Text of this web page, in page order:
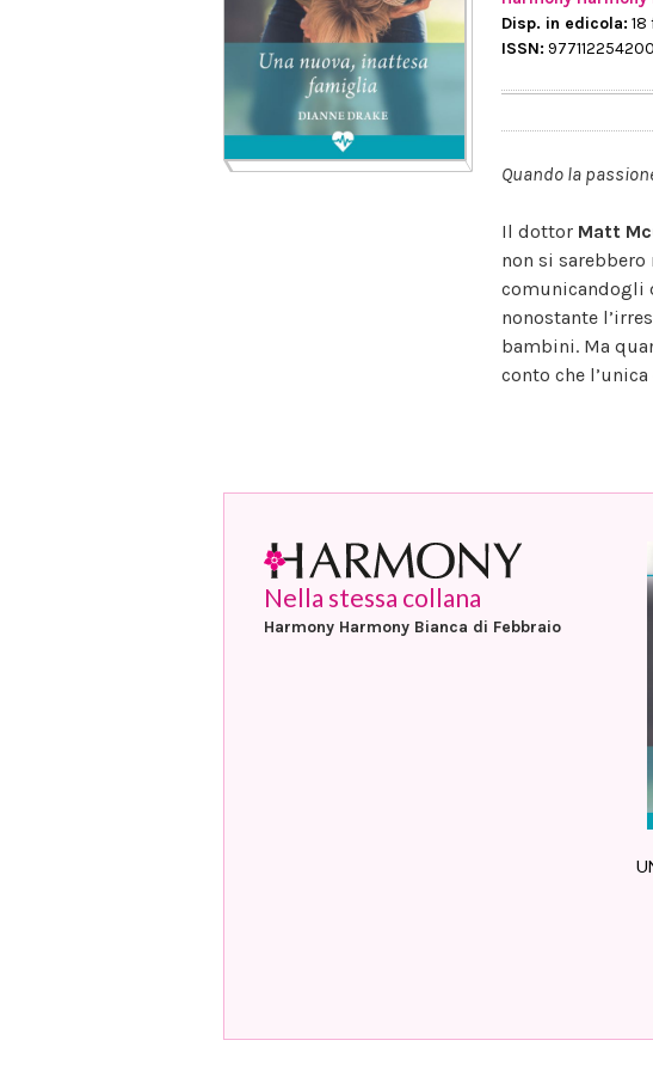
Disp. in edicola:
ISSN:
Quando la
Il dottor Matt
non si
comunicandogli
nonostante
bambini. Ma
conto che
Nella stessa collana
Harmony Harmony Bianca di Febbraio